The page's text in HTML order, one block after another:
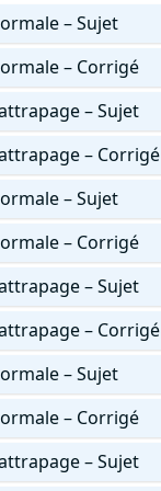
– Sujet
– Corrigé
– Sujet
– Corrigé
– Sujet
– Corrigé
– Sujet
– Corrigé
– Sujet
– Corrigé
– Sujet